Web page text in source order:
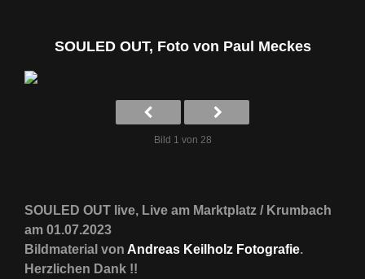
SOULED OUT, Foto von Paul Meckes
Bild 1 von 28
SOULED OUT live, Live am Marktplatz / Krumbach
am 01.07.2023
Bildmaterial von Andreas Keilholz Fotografie.
Herzlichen Dank !!